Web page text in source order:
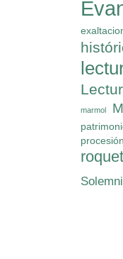
marmol
procesión